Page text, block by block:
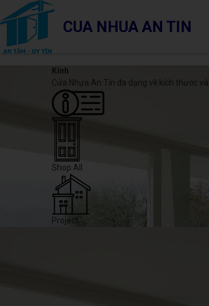
CUA NHUA AN TIN
Kính
Cửa Nhựa An Tín đa dạng về kích thước
Shop All
Project